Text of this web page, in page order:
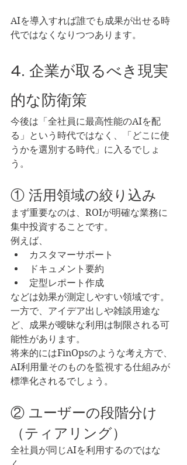
AIを導入すれば誰でも成果が出せる時
代ではなくなりつつあります。
4. 企業が取るべき現実
的な防衛策
今後は「全社員に最高性能のAIを配
る」という時代ではなく、「どこに使
うかを選別する時代」に入るでしょ
う。
① 活用領域の絞り込み
まず重要なのは、ROIが明確な業務に
集中投資することです。
例えば、
カスタマーサポート
ドキュメント要約
定型レポート作成
などは効果が測定しやすい領域です。
一方で、アイデア出しや雑談用途な
ど、成果が曖昧な利用は制限される可
能性があります。
将来的にはFinOpsのような考え方で、
AI利用量そのものを監視する仕組みが
標準化されるでしょう。
② ユーザーの段階分け
（ティアリング）
全社員が同じAIを利用するのではな